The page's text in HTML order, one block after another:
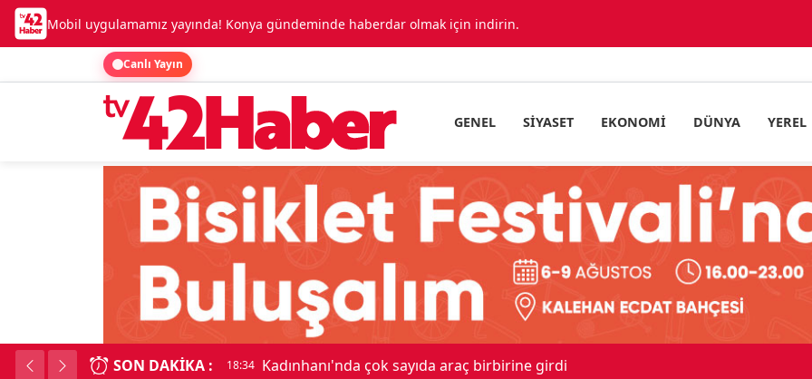
Mobil uygulamamız yayında! Konya gündeminde haberdar olmak için indirin.
Canlı Yayın
GENEL SIYASET EKONOMI DÜNYA YEREL
SON DAKIKA : 18:34 Kadınhanı'nda çok sayıda araç birbirine girdi